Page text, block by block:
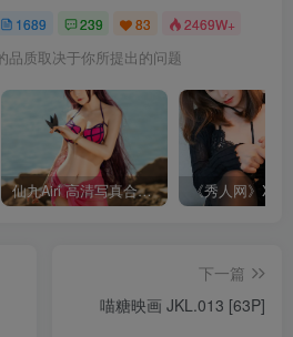
1689 239 83 2469W+
品质取决于你所提出的问题
仙九Airi 高清写真合集[持续更新]
下一篇
喵糖映画 JKL.013 [63P]